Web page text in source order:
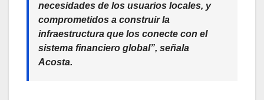
necesidades de los usuarios locales, y
comprometidos a construir la
infraestructura que los conecte con el
sistema financiero global”, señala
Acosta.